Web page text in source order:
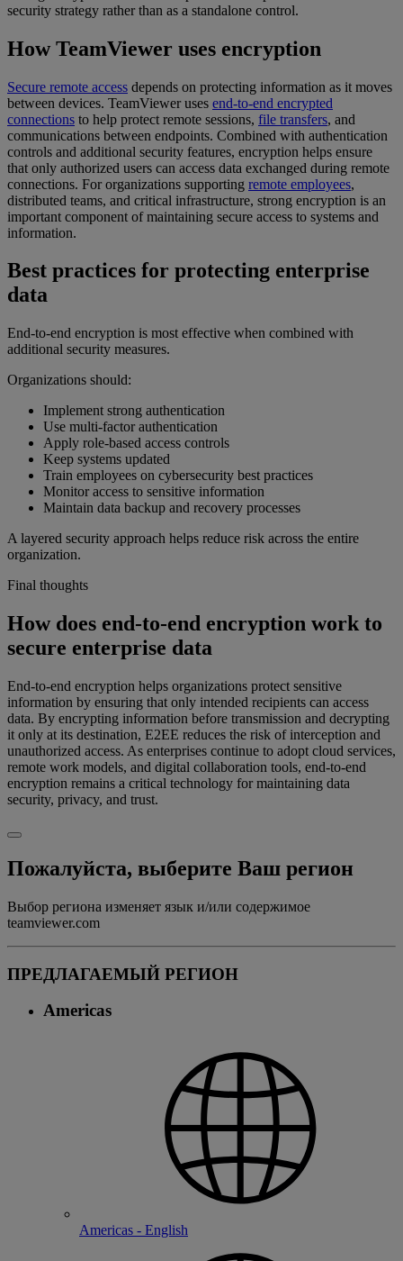
security strategy rather than as a standalone control.
How TeamViewer uses encryption
Secure remote access depends on protecting information as it moves
between devices. TeamViewer uses end-to-end encrypted
connections to help protect remote sessions, file transfers, and
communications between endpoints. Combined with authentication
controls and additional security features, encryption helps ensure
that only authorized users can access data exchanged during remote
connections. For organizations supporting remote employees,
distributed teams, and critical infrastructure, strong encryption is an
important component of maintaining secure access to systems and
information.
Best practices for protecting enterprise
data
End-to-end encryption is most effective when combined with
additional security measures.
Organizations should:
Implement strong authentication
Use multi-factor authentication
Apply role-based access controls
Keep systems updated
Train employees on cybersecurity best practices
Monitor access to sensitive information
Maintain data backup and recovery processes
A layered security approach helps reduce risk across the entire
organization.
Final thoughts
How does end-to-end encryption work to
secure enterprise data
End-to-end encryption helps organizations protect sensitive
information by ensuring that only intended recipients can access
data. By encrypting information before transmission and decrypting
it only at its destination, E2EE reduces the risk of interception and
unauthorized access. As enterprises continue to adopt cloud services,
remote work models, and digital collaboration tools, end-to-end
encryption remains a critical technology for maintaining data
security, privacy, and trust.
Пожалуйста, выберите Ваш регион
Выбор региона изменяет язык и/или содержимое
teamviewer.com
ПРЕДЛАГАЕМЫЙ РЕГИОН
Americas
Americas - English